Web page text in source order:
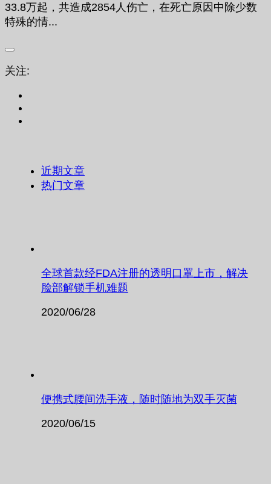
33.8万起，共造成2854人伤亡，在死亡原因中除少数
特殊的情...
关注:
近期文章
热门文章
全球首款经FDA注册的透明口罩上市，解决
脸部解锁手机难题
2020/06/28
便携式腰间洗手液，随时随地为双手灭菌
2020/06/15